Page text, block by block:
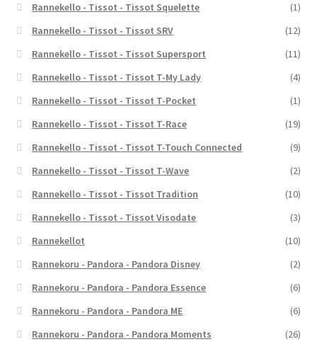
Rannekello - Tissot - Tissot Squelette
(1)
Rannekello - Tissot - Tissot SRV
(12)
Rannekello - Tissot - Tissot Supersport
(11)
Rannekello - Tissot - Tissot T-My Lady
(4)
Rannekello - Tissot - Tissot T-Pocket
(1)
Rannekello - Tissot - Tissot T-Race
(19)
Rannekello - Tissot - Tissot T-Touch Connected
(9)
Rannekello - Tissot - Tissot T-Wave
(2)
Rannekello - Tissot - Tissot Tradition
(10)
Rannekello - Tissot - Tissot Visodate
(3)
Rannekellot
(10)
Rannekoru - Pandora - Pandora Disney
(2)
Rannekoru - Pandora - Pandora Essence
(6)
Rannekoru - Pandora - Pandora ME
(6)
Rannekoru - Pandora - Pandora Moments
(26)